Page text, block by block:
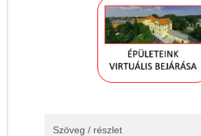
Szöveg / részlet